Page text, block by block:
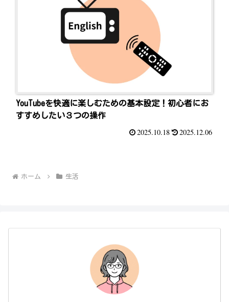
YouTubeを快適に楽しむための基本設定！初心者にお
すすめしたい３つの操作
2025.10.18 2025.12.06
ホーム 生活